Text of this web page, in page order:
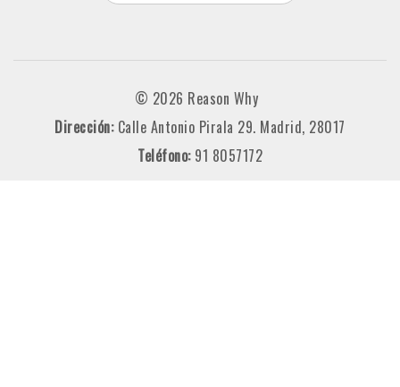
© 2026 Reason Why
Dirección: Calle Antonio Pirala 29. Madrid, 28017
Teléfono: 91 8057172